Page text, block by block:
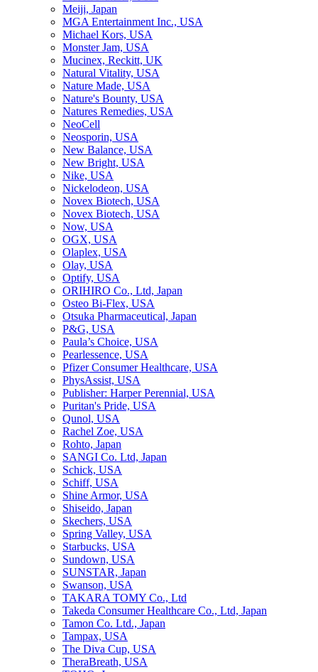
Meiji, Japan
MGA Entertainment Inc., USA
Michael Kors, USA
Monster Jam, USA
Mucinex, Reckitt, UK
Natural Vitality, USA
Nature Made, USA
Nature's Bounty, USA
Natures Remedies, USA
NeoCell
Neosporin, USA
New Balance, USA
New Bright, USA
Nike, USA
Niсkelodeon, USA
Novex Biotech, USA
Novex Biotech, USA
Now, USA
OGX, USA
Olaplex, USA
Olay, USA
Optify, USA
ORIHIRO Co., Ltd, Japan
Osteo Bi-Flex, USA
Otsuka Pharmaceutical, Japan
P&G, USA
Paula’s Choice, USA
Pearlessence, USA
Pfizer Consumer Healthcare, USA
PhysAssist, USA
Publisher: Harper Perennial, USA
Puritan's Pride, USA
Qunol, USA
Rachel Zoe, USA
Rohto, Japan
SANGI Co. Ltd, Japan
Schick, USA
Schiff, USA
Shine Armor, USA
Shiseido, Japan
Skechers, USA
Spring Valley, USA
Starbucks, USA
Sundown, USA
SUNSTAR, Japan
Swanson, USA
TAKARA TOMY Co., Ltd
Takeda Consumer Healthcare Co., Ltd, Japan
Tamon Co. Ltd., Japan
Tampax, USA
The Diva Cup, USA
TheraBreath, USA